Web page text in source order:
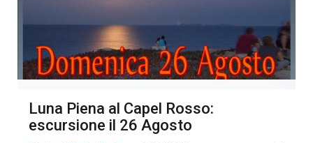
Luna Piena al Capel Rosso:
escursione il 26 Agosto